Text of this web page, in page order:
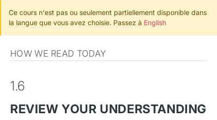
Ce cours n'est pas ou seulement partiellement disponible dans
la langue que vous avez choisie. Passez à English
HOW WE READ TODAY
1.6
REVIEW YOUR UNDERSTANDING